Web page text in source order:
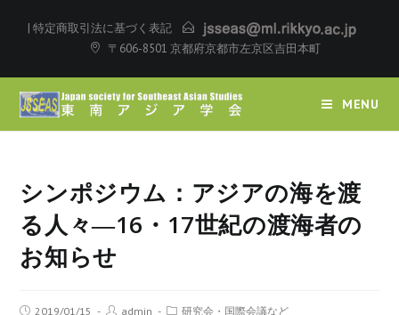
| 特定商取引法に基づく表記
〒606-8501 京都府京都市左京区吉田本町
MENU
シンポジウム：アジアの海を渡
る人々―16・17世紀の渡海者の
お知らせ
2019/01/15 admin 研究会・国際会議など